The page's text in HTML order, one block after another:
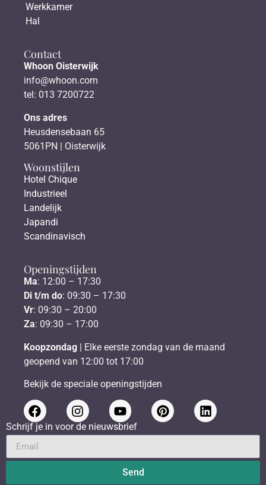
Werkkamer
Hal
Contact
Whoon Oisterwijk
info@whoon.com
tel: 013 7200722
Ons adres
Heusdensebaan 65
5061PN | Oisterwijk
Woonstijlen
Hotel Chique
Industrieel
Landelijk
Japandi
Scandinavisch
Openingstijden
Ma: 12:00 – 17:30
Di t/m do: 09:30 – 17:30
Vr: 09:30 – 20:00
Za: 09:30 – 17:00
Koopzondag | Elke eerste zondag van de maand
geopend van 12:00 tot 17:00
Bekijk de speciale openingstijden
Schrijf je in voor de nieuwsbrief
Send